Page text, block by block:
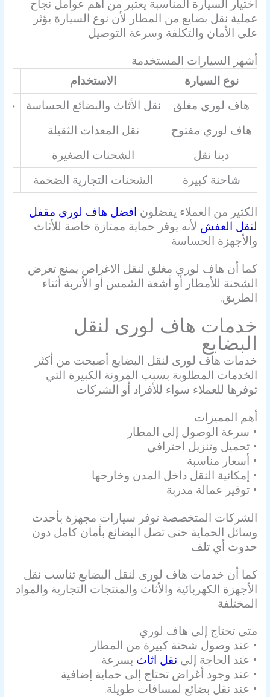
اختيار السيارة المناسبة يعتبر من أهم عوامل نجاح
عملية نقل بضايع من المطار لأن نوع السيارة يؤثر
على الأمان والتكلفة وسرعة التوصيل
أشهر السيارات المستخدمة
نوع السيارة
الاستخدام
هاف لوري مغلق
نقل الأثاث والبضائع الحساسة
هاف لوري مفتوح
نقل المعدات الثقيلة
دينا نقل
الشحنات الصغيرة
شاحنة كبيرة
الشحنات التجارية الضخمة
الكثير من العملاء يفضلون افضل هاف لورى مقفل
لنقل العفش لأنه يوفر حماية ممتازة خاصة للأثاث
والأجهزة الحساسة
كما أن هاف لوري مغلق لنقل الاغراض يمنع تعرض
الشحنة للأمطار أو أشعة الشمس أو الأتربة أثناء
الطريق.
خدمات هاف لورى لنقل
البضايع
خدمات هاف لورى لنقل البضايع أصبحت من أكثر
الخدمات المطلوبة بسبب المرونة الكبيرة التي
توفرها للعملاء سواء للأفراد أو الشركات
أهم المميزات
• سرعة الوصول إلى المطار
• تحميل وتنزيل احترافي
• أسعار مناسبة
• إمكانية النقل داخل المدن وخارجها
• توفير عمالة مدربة
الشركات المتخصصة توفر سيارات مجهزة بأحدث
وسائل الحماية حتى تصل البضائع بأمان كامل دون
حدوث أي تلف
كما أن خدمات هاف لورى لنقل البضايع تناسب نقل
الأجهزة الكهربائية والأثاث والمنتجات التجارية والمواد
المختلفة
متى تحتاج إلى هاف لوري
• عند وصول شحنة كبيرة من المطار
• عند الحاجة إلى نقل اثاث بسرعة
• عند وجود أغراض تحتاج إلى حماية إضافية
• عند نقل بضائع لمسافات طويلة.